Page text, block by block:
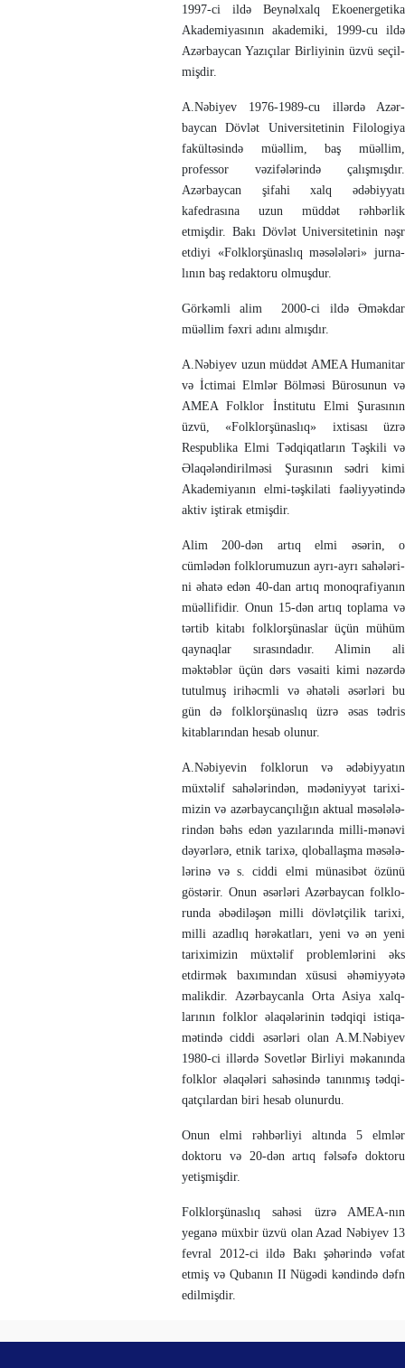
1997-ci ildə Beynəl­xalq Ekoenergetika
Aka­demiyasının akademiki, 1999-cu ildə
Azər­­­­­baycan Yazıçılar Birliyi­nin üzvü seçil­
miş­­dir.
A.Nəbiyev 1976-1989-cu illərdə Azər­­­­
baycan Dövlət Universitetinin Filolo­giya
fa­kül­təsində müəllim, baş müəllim,
professor vəzi­fə­lərində çalış­mışdır.
Azərbaycan şifahi xalq ədə­biy­yatı
kafedrasına uzun müd­dət rəh­bər­lik
etmişdir. Bakı Dövlət Universitetinin nəşr
etdiyi «Folklorşünaslıq mə­sələləri» jur­na­
lının baş redak­toru ol­muşdur.
Görkəmli alim 2000-ci ildə Əməkdar
müəl­lim fəxri adını al­mışdır.
A.Nəbiyev uzun müddət AMEA Hu­ma­­nitar
və İctimai Elmlər Böl­məsi Büro­su­nun və
AMEA Folklor İnstitutu Elmi Şurası­nın
üzvü, «Folklor­şü­nas­lıq» ixti­sa­sı üzrə
Respub­lika Elmi Tədqiqatların Təş­kili və
Əla­qə­lən­dir­ilməsi Şurasının sədri kimi
Aka­de­­miya­nın elmi-təşkilati faəliy­yətin­də
aktiv iş­­tirak et­mişdir.
Alim 200-dən artıq elmi əsərin, o
cümlədən folklorumuzun ayrı-ayrı sahələ­ri­
ni əhatə edən 40-dan artıq monoq­rafiyanın
müəl­lifidir. Onun 15-dən artıq top­lama və
tər­tib kitabı folklor­şünaslar üçün mühüm
qay­naq­lar sı­ra­sın­dadır. Alimin ali
məktəblər üçün dərs və­sa­iti kimi nəzərdə
tutulmuş irihəcm­li və əha­təli əsər­ləri bu
gün də folklorşünaslıq üz­rə əsas tədris
kitablarından hesab olunur.
A.Nəbiyevin folklorun və ədə­biy­­ya­tın
müxtəlif sahələrindən, mə­dəniy­yət tari­xi­
mi­zin və azərbaycançılığın aktual məsə­lə­lə­
rin­dən bəhs edən yazılarında milli-mənəvi
də­yər­­lərə, etnik tarixə, qloballaşma mə­­sə­lə­
lə­rinə və s. ciddi elmi müna­si­bət özünü
gös­tərir. Onun əsərləri Azərbaycan folklo­­
run­da əbədi­lə­­şən milli dövlətçilik tarixi,
milli azadlıq hə­rə­­­katları, yeni və ən yeni
tarixi­mi­zin müx­təlif prob­­lemlərini əks
etdirmək baxı­mın­dan xüsu­si əhə­miy­yətə
malikdir. Azərbaycanla Or­ta Asi­­ya xalq­
larının folklor əlaqələ­rinin təd­qiqi is­tiqa­
mət­ində ciddi əsərləri olan A.M.Nə­bi­yev
1980-ci illərdə Sovetlər Birliyi mə­ka­nında
fol­k­lor əlaqələri sahə­sin­də ta­nın­mış təd­­qi­
qat­çı­lardan biri hesab olu­nur­du.
Onun elmi rəhbərliyi altında 5 elm­lər
doktoru və 20-dən artıq fəlsəfə dok­toru
yetişmişdir.
Folklorşünaslıq sahəsi üzrə AMEA-nın
yeganə müx­bir üzvü olan Azad Nəbi­yev 13
fev­ral 2012-ci ildə Bakı şəhərində vəfat
etmiş və Qubanın II Nügədi kəndində dəfn
edilmişdir.